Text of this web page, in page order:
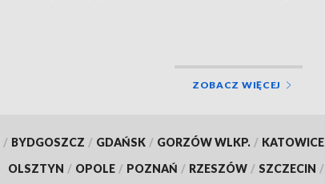
ZOBACZ WIĘCEJ
/ BYDGOSZCZ / GDAŃSK / GORZÓW WLKP. / KATOWICE
OLSZTYN / OPOLE / POZNAŃ / RZESZÓW / SZCZECIN /